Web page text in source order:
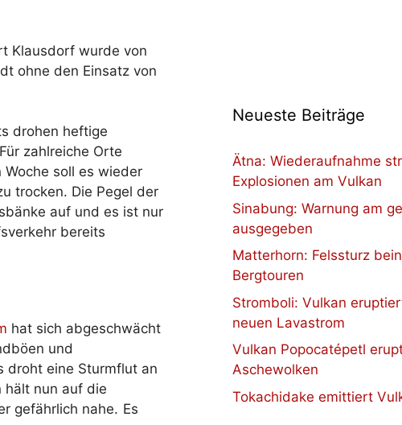
Klausdorf wurde von
ohne den Einsatz von
drohen heftige
zahlreiche Orte
soll es wieder
trocken. Die Pegel der
auf und es ist nur
bereits
hat sich abgeschwächt
und
droht eine Sturmflut an
hält nun auf die
gefährlich nahe. Es
Neueste Beiträge
Ätna: Wiederaufnahme
Explosionen am Vulkan
Sinabung: Warnung am
ausgegeben
Matterhorn: Felssturz
Bergtouren
Stromboli: Vulkan
neuen Lavastrom
Vulkan Popocatépetl
Aschewolken
Tokachidake emittiert